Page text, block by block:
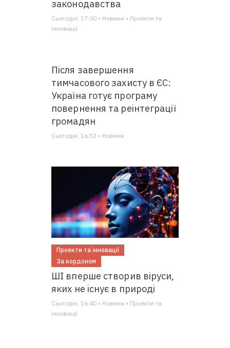
законодавства
Сьогодні, 17:00 • Новини • Проекти та
інновації
Після завершення
тимчасового захисту в ЄС:
Україна готує програму
повернення та реінтеграції
громадян
Сьогодні, 16:52 • Новини
Проекти та інновації
За кордоном
ШІ вперше створив віруси,
яких не існує в природі
Сьогодні, 16:40 • Новини • Проекти та
інновації